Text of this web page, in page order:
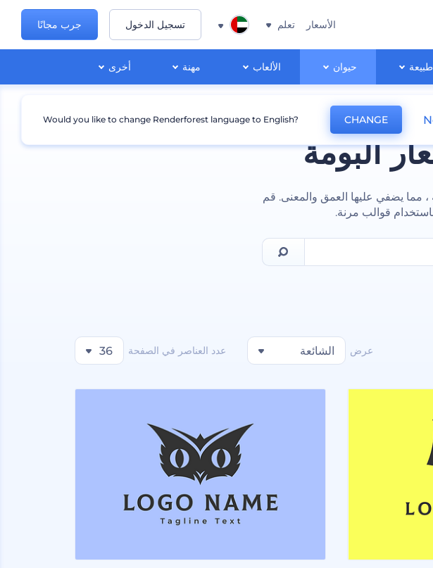
طبيعة حيوان الألعاب مهنة أخرى
الأسعار تعلم تسجيل الدخول جرب مجانًا
البومة
مما يضفي عليها العمق والمعنى. قم
قوالب مرنة.
عرض الشائعة عدد العناصر في الصفحة 36
Would you like to change Renderforest language to English? CHANGE